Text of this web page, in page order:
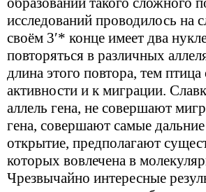
исследований проводилось на
своём 3ʹ* конце имеет два
повторяться в различных
длина этого повтора, тем
активности и к миграции.
аллель гена, не совершают
гена, совершают самые
открытие, предполагают
которых вовлечена в
Чрезвычайно интересные